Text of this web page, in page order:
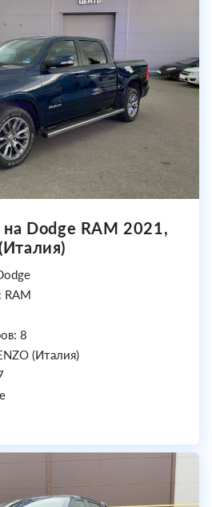
Dodge RAM 2021,
RAM
8
(Италия)